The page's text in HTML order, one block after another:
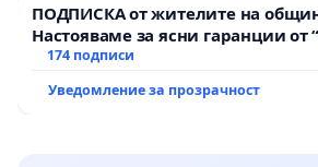
ПОДПИСКА от жителите на
Настояваме за ясни гаранции от
АД и от държавата, че ще се
174 подписи
Уведомление за прозрачност